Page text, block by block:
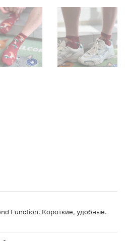
Function. Короткие, удобные.